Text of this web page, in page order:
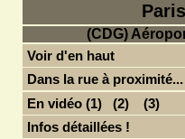
(CDG)
Voir d'en haut
Dans la rue à proximité...
En vidéo (1)
(2)
(3)
Infos détaillées !